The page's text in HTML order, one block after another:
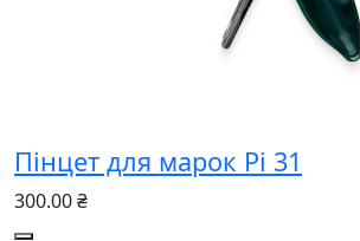
Пінцет для марок Pi 31
300.00 ₴